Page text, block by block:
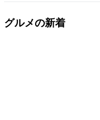
グルメの新着